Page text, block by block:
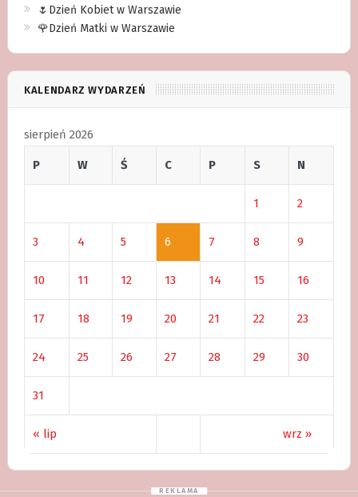
🌷Dzień Kobiet w Warszawie
🌹Dzień Matki w Warszawie
KALENDARZ WYDARZEŃ
sierpień 2026
P W Ś C P S N
« lip wrz »
1 2
3 4 5 6 7 8 9
10 11 12 13 14 15 16
17 18 19 20 21 22 23
24 25 26 27 28 29 30
31